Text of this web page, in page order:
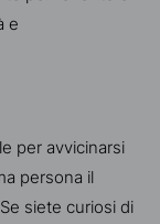
e
per avvicinarsi
persona il
siete curiosi di